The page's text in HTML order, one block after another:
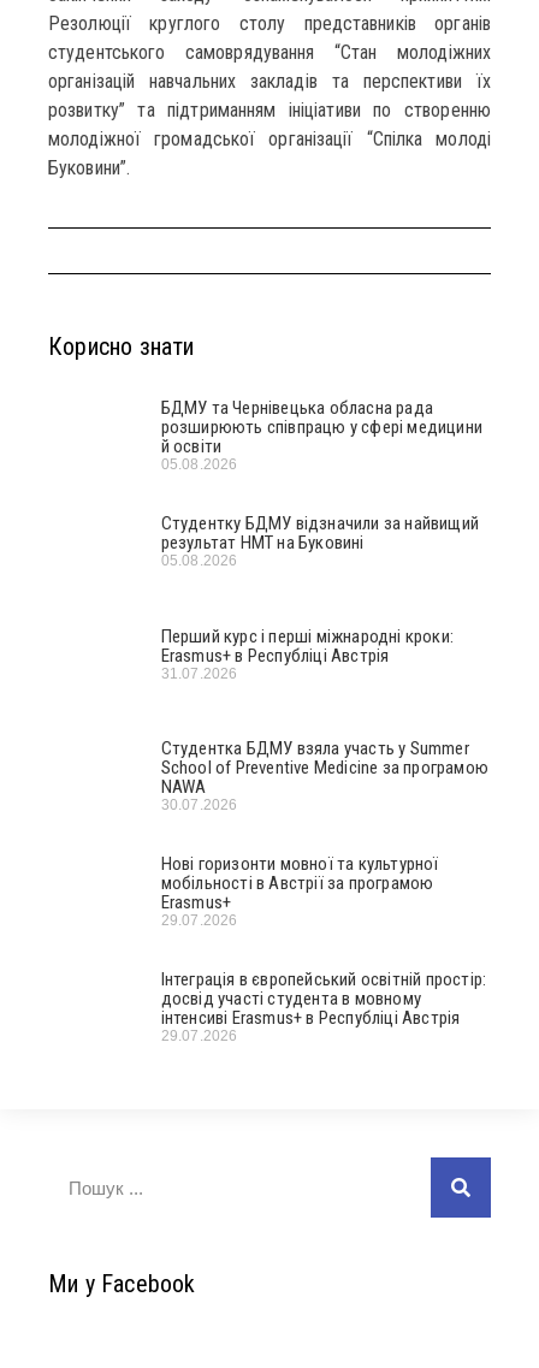
Резолюції круглого столу представників органів
студентського самоврядування “Стан молодіжних
організацій навчальних закладів та перспективи їх
розвитку” та підтриманням ініціативи по створенню
молодіжної громадської організації “Спілка молоді
Буковини”.
Корисно знати
БДМУ та Чернівецька обласна рада
розширюють співпрацю у сфері медицини
й освіти
05.08.2026
Студентку БДМУ відзначили за найвищий
результат НМТ на Буковині
05.08.2026
Перший курс і перші міжнародні кроки:
Erasmus+ в Республіці Австрія
31.07.2026
Студентка БДМУ взяла участь у Summer
School of Preventive Medicine за програмою
NAWA
30.07.2026
Нові горизонти мовної та культурної
мобільності в Австрії за програмою
Erasmus+
29.07.2026
Інтеграція в європейський освітній простір:
досвід участі студента в мовному
інтенсиві Erasmus+ в Республіці Австрія
29.07.2026
Ми у Facebook